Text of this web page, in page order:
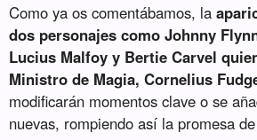
Como ya os comentábamos, la
dos personajes como Johnny
Lucius Malfoy y Bertie Carvel
Ministro de Magia, Cornelius
modificarán momentos clave o se
nuevas, rompiendo así la promesa